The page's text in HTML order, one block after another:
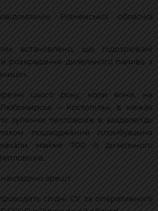
Рівненської обласної
встановлено, що підозрювані
розкрадання дизельного палива з
цього року, коли вони, на
– Костопіль», в межах
зупинки тепловозів в заздалегідь
пошкодження пломбування
майже 700 л дизельного
арешт.
слідчі СУ за оперативного